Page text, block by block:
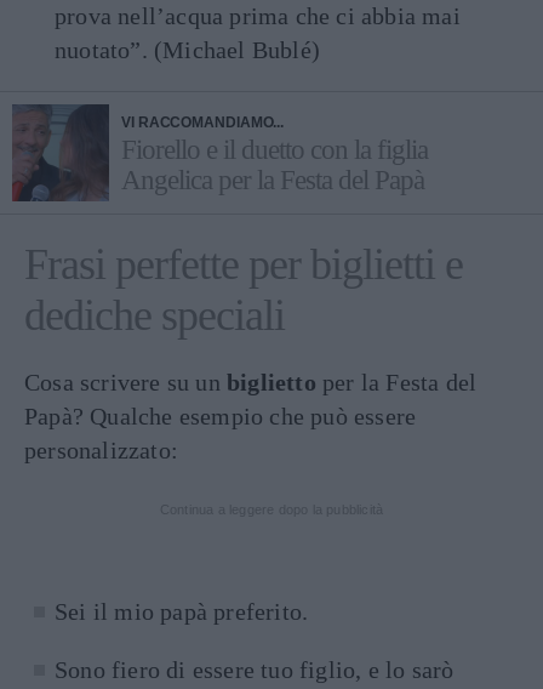
prova nell’acqua prima che ci abbia mai
nuotato”. (Michael Bublé)
VI RACCOMANDIAMO...
Fiorello e il duetto con la figlia
Angelica per la Festa del Papà
Frasi perfette per biglietti e
dediche speciali
Cosa scrivere su un biglietto per la Festa del
Papà? Qualche esempio che può essere
personalizzato:
Sei il mio papà preferito.
Sono fiero di essere tuo figlio, e lo sarò